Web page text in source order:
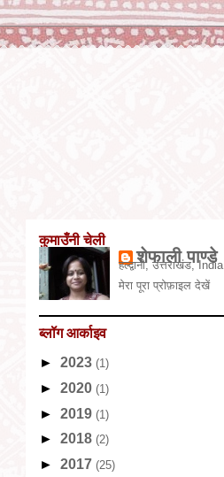
कुमाउँनी चेली
शेफाली पाण्डे
हल्द्वानी, उत्तराखंड, India
मेरा पूरा प्रोफ़ाइल देखें
ब्लॉग आर्काइव
► 2023 (1)
► 2020 (1)
► 2019 (1)
► 2018 (2)
► 2017 (25)